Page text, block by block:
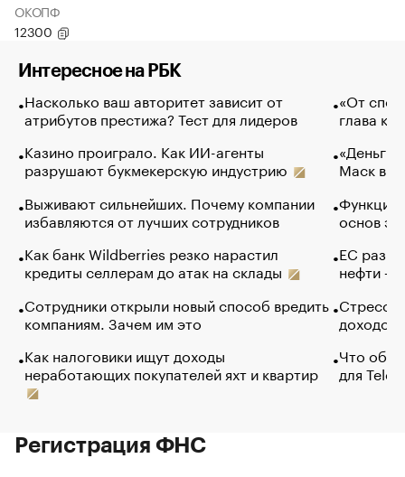
ОКОПФ
12300
Интересное на РБК
Насколько ваш авторитет зависит от
атрибутов престижа? Тест для лидеров
Казино проиграло. Как ИИ-агенты
разрушают букмекерскую индустрию
Выживают сильнейших. Почему компании
избавляются от лучших сотрудников
Как банк Wildberries резко нарастил
кредиты селлерам до атак на склады
Сотрудники открыли новый способ вредить
компаниям. Зачем им это
Как налоговики ищут доходы
неработающих покупателей яхт и квартир
«От
глава
«Деньги
Маск в
Функции
основ
ЕС
нефти —
Стресс
доходов
Что
для
Регистрация ФНС